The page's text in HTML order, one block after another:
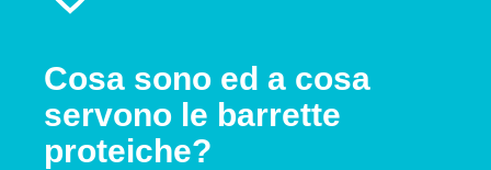
Cosa sono ed a cosa
servono le barrette
proteiche?